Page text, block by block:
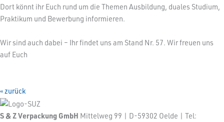
Dort könnt ihr Euch rund um die Themen Ausbildung, duales Studium,
Praktikum und Bewerbung informieren.
Wir sind auch dabei – Ihr findet uns am Stand Nr. 57. Wir freuen uns
auf Euch
« zurück
S & Z Verpackung GmbH Mittelweg 99 | D-59302 Oelde | Tel: